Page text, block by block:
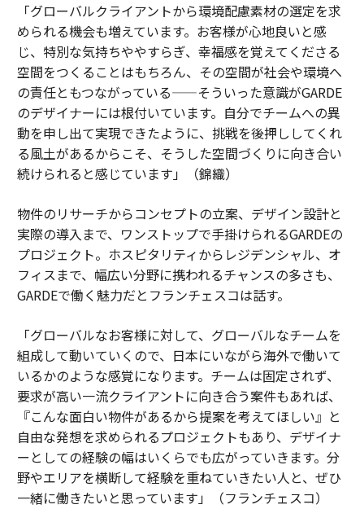
「グローバルクライアントから環境配慮素材の選定を求
められる機会も増えています。お客様が心地良いと感
じ、特別な気持ちややすらぎ、幸福感を覚えてくださる
空間をつくることはもちろん、その空間が社会や環境へ
の責任ともつながっている——そういった意識がGARDE
のデザイナーには根付いています。自分でチームへの異
動を申し出て実現できたように、挑戦を後押ししてくれ
る風土があるからこそ、そうした空間づくりに向き合い
続けられると感じています」（錦織）
物件のリサーチからコンセプトの立案、デザイン設計と
実際の導入まで、ワンストップで手掛けられるGARDEの
プロジェクト。ホスピタリティからレジデンシャル、オ
フィスまで、幅広い分野に携われるチャンスの多さも、
GARDEで働く魅力だとフランチェスコは話す。
「グローバルなお客様に対して、グローバルなチームを
組成して動いていくので、日本にいながら海外で働いて
いるかのような感覚になります。チームは固定されず、
要求が高い一流クライアントに向き合う案件もあれば、
『こんな面白い物件があるから提案を考えてほしい』と
自由な発想を求められるプロジェクトもあり、デザイナ
ーとしての経験の幅はいくらでも広がっていきます。分
野やエリアを横断して経験を重ねていきたい人と、ぜひ
一緒に働きたいと思っています」（フランチェスコ）